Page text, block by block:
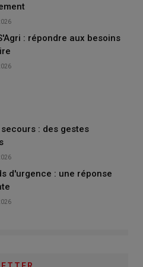
: répondre aux besoins
: des gestes
d'urgence : une réponse